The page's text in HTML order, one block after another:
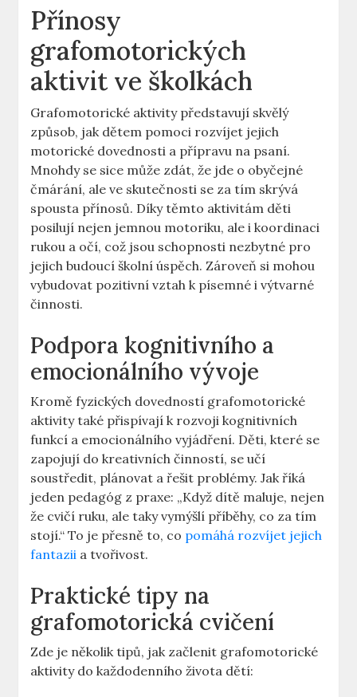
Přínosy
‌grafomotorických
aktivit ve⁢ školkách
Grafomotorické⁢ aktivity představují‌ skvělý
způsob, jak dětem⁢ pomoci rozvíjet jejich⁣
motorické ‌dovednosti‌ a‍ přípravu ‌na psaní.
⁢Mnohdy se sice může⁤ zdát, že jde ⁤o obyčejné
čmárání, ale⁤ ve skutečnosti ⁣se za ⁣tím skrývá
spousta‌ přínosů.⁢ Díky těmto aktivitám děti
posilují nejen jemnou motoriku, ale ⁣i ⁤koordinaci‌
rukou a očí, což jsou schopnosti nezbytné pro
jejich ‍budoucí školní úspěch. Zároveň si ⁢mohou⁢
vybudovat ​pozitivní vztah k písemné i výtvarné
činnosti.
Podpora kognitivního a ​
emocionálního ‍vývoje
Kromě fyzických dovedností grafomotorické‌
aktivity také⁤ přispívají​ k rozvoji kognitivních
funkcí a emocionálního⁣ vyjádření. Děti, které se
zapojují‍ do kreativních‌ činností, se učí ​
soustředit, plánovat a řešit problémy. Jak ⁢říká
jeden pedagóg z praxe: „Když dítě maluje,‌ nejen
že cvičí ‌ruku,⁤ ale taky vymýšlí příběhy, co za tím
⁢stojí.“⁤ To je přesně to, co⁢ pomáhá rozvíjet jejich
fantazii ⁣a tvořivost.
Praktické tipy na‌
grafomotorická⁢ cvičení
Zde ⁣je několik ​tipů, jak začlenit grafomotorické
aktivity do každodenního života⁢ dětí: